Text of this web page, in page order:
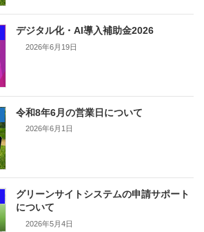
デジタル化・AI導入補助金2026
2026年6月19日
令和8年6月の営業日について
2026年6月1日
グリーンサイトシステムの申請サポート
について
2026年5月4日